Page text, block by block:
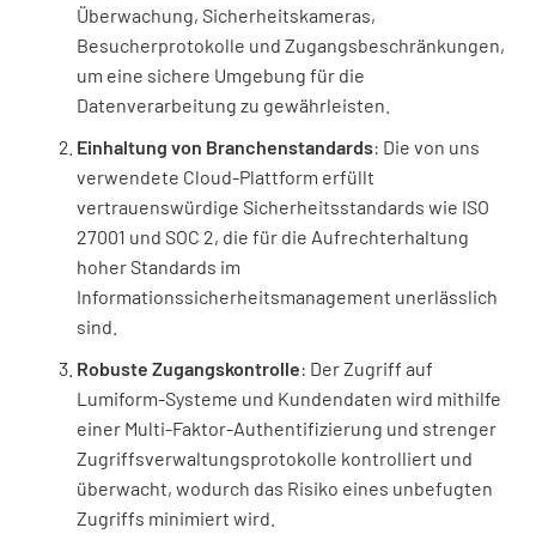
Überwachung, Sicherheitskameras,
Besucherprotokolle und Zugangsbeschränkungen,
um eine sichere Umgebung für die
Datenverarbeitung zu gewährleisten.
Einhaltung von Branchenstandards: Die von uns
verwendete Cloud-Plattform erfüllt
vertrauenswürdige Sicherheitsstandards wie ISO
27001 und SOC 2, die für die Aufrechterhaltung
hoher Standards im
Informationssicherheitsmanagement unerlässlich
sind.
Robuste Zugangskontrolle: Der Zugriff auf
Lumiform-Systeme und Kundendaten wird mithilfe
einer Multi-Faktor-Authentifizierung und strenger
Zugriffsverwaltungsprotokolle kontrolliert und
überwacht, wodurch das Risiko eines unbefugten
Zugriffs minimiert wird.